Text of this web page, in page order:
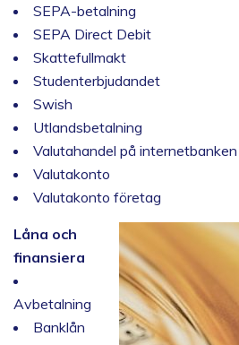
SEPA-betalning
SEPA Direct Debit
Skattefullmakt
Studenterbjudandet
Swish
Utlandsbetalning
Valutahandel på
Valutakonto
Valutakonto företag
Låna och
finansiera
Avbetalning
Banklån